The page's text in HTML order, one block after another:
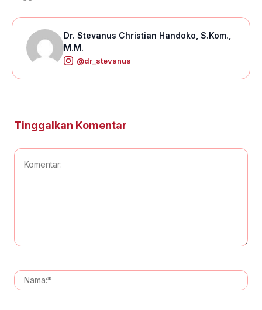
Dr. Stevanus Christian Handoko, S.Kom.,
M.M.
@dr_stevanus
Tinggalkan Komentar